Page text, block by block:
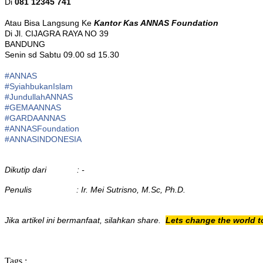
Di 081 12345 741
Atau Bisa Langsung Ke Kantor Kas ANNAS Foundation
Di Jl. CIJAGRA RAYA NO 39
BANDUNG
Senin sd Sabtu 09.00 sd 15.30
#ANNAS
#SyiahbukanIslam
#JundullahANNAS
#GEMAANNAS
#GARDAANNAS
#ANNASFoundation
#ANNASINDONESIA
Dikutip dari : -
Penulis : Ir. Mei Sutrisno, M.Sc, Ph.D.
Jika artikel ini bermanfaat, silahkan share. Lets change the world